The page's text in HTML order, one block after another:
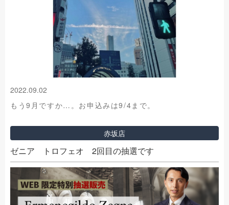
2022.09.02
もう9月ですか…。お申込みは9/4まで。
赤坂店
ゼニア トロフェオ 2回目の抽選です